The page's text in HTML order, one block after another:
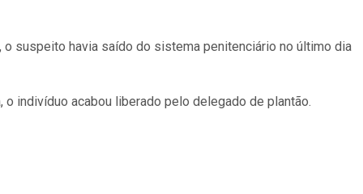
o suspeito havia saído do sistema penitenciário no último dia
indivíduo acabou liberado pelo delegado de plantão.